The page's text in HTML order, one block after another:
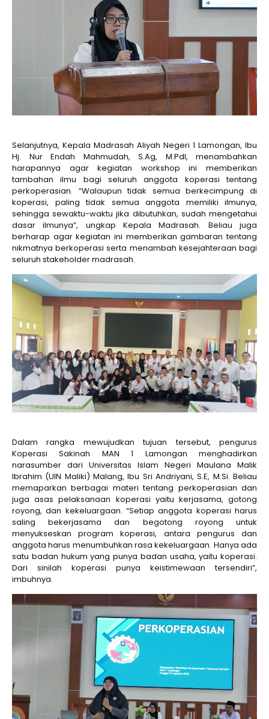
Selanjutnya, Kepala Madrasah Aliyah Negeri 1 Lamongan, Ibu
Hj. Nur Endah Mahmudah, S.Ag, M.PdI, menambahkan
harapannya agar kegiatan workshop ini memberikan
tambahan ilmu bagi seluruh anggota koperasi tentang
perkoperasian. “Walaupun tidak semua berkecimpung di
koperasi, paling tidak semua anggota memiliki ilmunya,
sehingga sewaktu-waktu jika dibutuhkan, sudah mengetahui
dasar ilmunya”, ungkap Kepala Madrasah. Beliau juga
berharap agar kegiatan ini memberikan gambaran tentang
nikmatnya berkoperasi serta menambah kesejahteraan bagi
seluruh stakeholder madrasah.
Dalam rangka mewujudkan tujuan tersebut, pengurus
Koperasi Sakinah MAN 1 Lamongan menghadirkan
narasumber dari Universitas Islam Negeri Maulana Malik
Ibrahim (UIN Maliki) Malang, Ibu Sri Andriyani, S.E, M.Si. Beliau
memaparkan berbagai materi tentang perkoperasian dan
juga asas pelaksanaan koperasi yaitu kerjasama, gotong
royong, dan kekeluargaan. “Setiap anggota koperasi harus
saling bekerjasama dan begotong royong untuk
menyukseskan program koperasi, antara pengurus dan
anggota harus menumbuhkan rasa kekeluargaan. Hanya ada
satu badan hukum yang punya badan usaha, yaitu koperasi.
Dari sinilah koperasi punya keistimewaan tersendiri”,
imbuhnya.